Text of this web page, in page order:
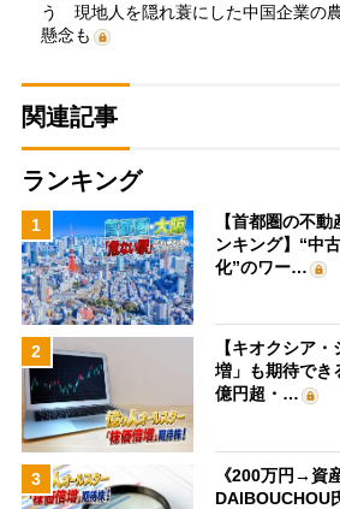
う 現地人を隠れ蓑にした中国企業の
懸念も
関連記事
ランキング
1
【首都圏の不
ンキング】“中
化”のワー…
2
【キオクシア
増」も期待でき
億円超・…
3
《200万円→資
DAIBOUCHOU